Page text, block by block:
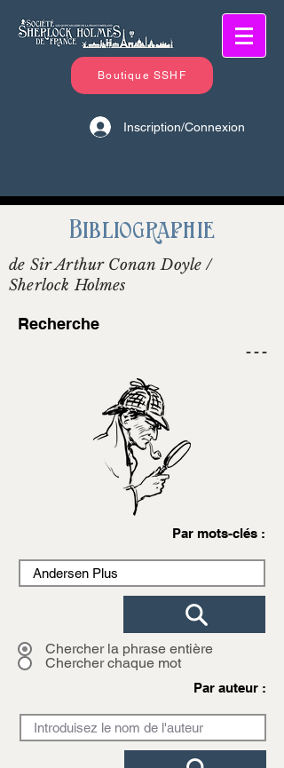
Boutique SSHF
Inscription/Connexion
Bibliographie
de Sir Arthur Conan Doyle /
Sherlock Holmes
Recherche
- - -
Par mots-clés :
Chercher la phrase entière
Chercher chaque mot
Par auteur :